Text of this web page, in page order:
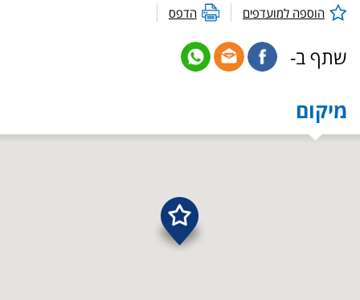
הוספה למועדפים הדפס
שתף ב-
מיקום